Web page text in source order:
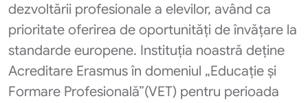
dezvoltării profesionale a elevilor, având ca
prioritate oferirea de oportunități de învățare la
standarde europene. Instituția noastră deține
Acreditare Erasmus în domeniul „Educație și
Formare Profesională”(VET) pentru perioada